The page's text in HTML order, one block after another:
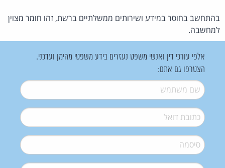
בהתחשב בחוסר במידע ושירותים ממשלתיים ברשת, זהו חומר מצוין
למחשבה.
אלפי עורכי דין ואנשי משפט נעזרים בידע משפטי מהימן ועדכני.
הצטרפו גם אתם:
שם משתמש*
דואל*
סיסמה*